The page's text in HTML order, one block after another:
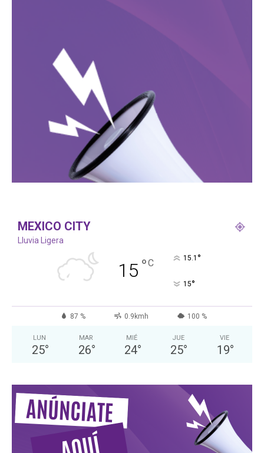
MEXICO CITY
Lluvia Ligera
15 °C 15.1 °
15°
87 % 0.9kmh 100 %
LUN
25°
MAR
26°
MIÉ
24°
JUE
25°
VIE
19°